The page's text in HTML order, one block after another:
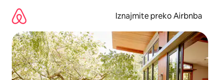
sadržaj
Iznajmite preko Airbnba